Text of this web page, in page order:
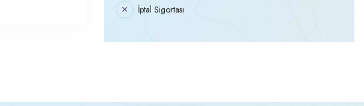
İptal Sigortası